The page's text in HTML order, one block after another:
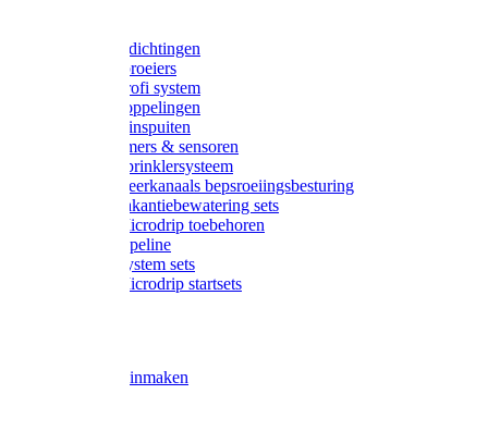
Gardena afdichtingen
Gardena sproeiers
Gardena Profi system
Gardena koppelingen
Gardena tuinspuiten
Gardena timers & sensoren
Gardena Sprinklersysteem
Gardena meerkanaals bepsroeiingsbesturing
Gardena vakantiebewatering sets
Gardena Microdrip toebehoren
Gardena Pipeline
Gardena System sets
Gardena Microdrip startsets
Wecken & inmaken